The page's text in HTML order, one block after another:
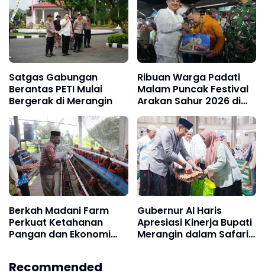
Satgas Gabungan
Berantas PETI Mulai
Bergerak di Merangin
Ribuan Warga Padati
Malam Puncak Festival
Arakan Sahur 2026 di
Tanjab Barat
Berkah Madani Farm
Perkuat Ketahanan
Pangan dan Ekonomi
Gubernur Al Haris
Apresiasi Kinerja Bupati
Merangin dalam Safari
Recommended